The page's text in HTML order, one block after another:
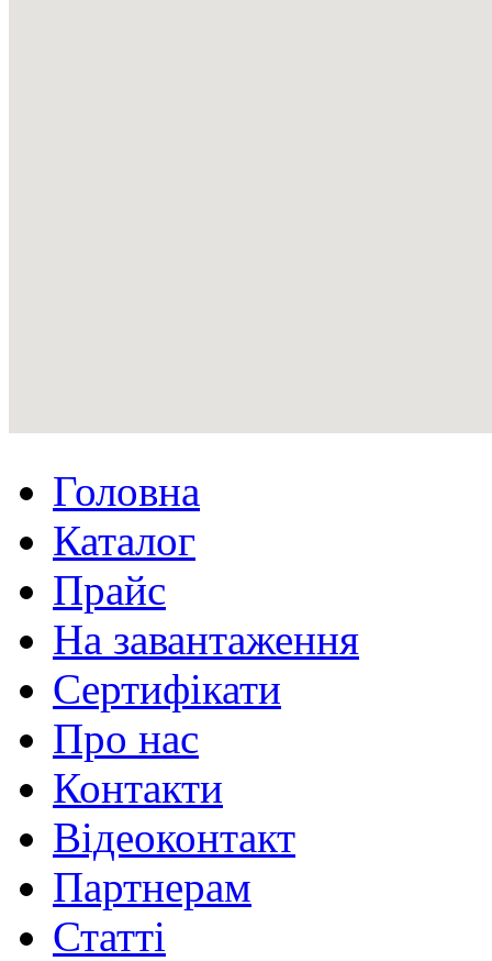
Головна
Каталог
Прайс
На завантаження
Сертифікати
Про нас
Контакти
Відеоконтакт
Партнерам
Статті